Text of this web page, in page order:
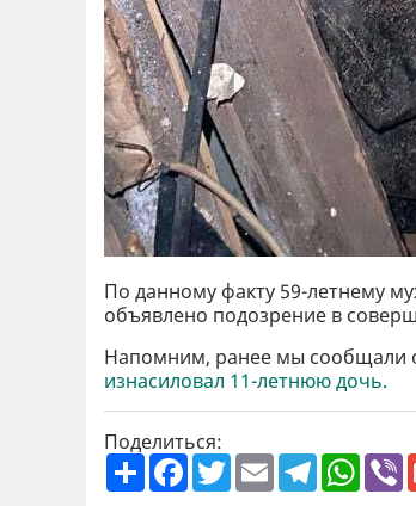
По данному факту 59-летнему
объявлено подозрение в
Напомним, ранее мы сообщали
изнасиловал 11-летнюю дочь.
Поделиться:
П
о
F
a
T
w
E
m
T
e
W
h
V